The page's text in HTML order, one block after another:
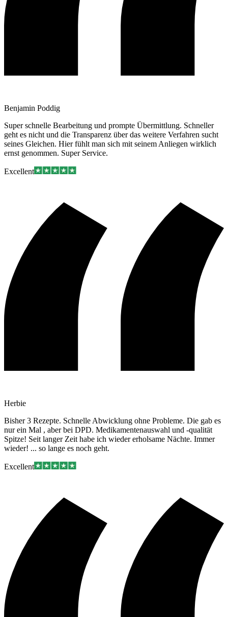
Benjamin Poddig
Super schnelle Bearbeitung und prompte Übermittlung. Schneller
geht es nicht und die Transparenz über das weitere Verfahren sucht
seines Gleichen. Hier fühlt man sich mit seinem Anliegen wirklich
ernst genommen. Super Service.
Excellent
Herbie
Bisher 3 Rezepte. Schnelle Abwicklung ohne Probleme. Die gab es
nur ein Mal , aber bei DPD. Medikamentenauswahl und -qualität
Spitze! Seit langer Zeit habe ich wieder erholsame Nächte. Immer
wieder! ... so lange es noch geht.
Excellent